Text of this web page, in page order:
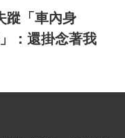
蹤「車內身
：還掛念著我